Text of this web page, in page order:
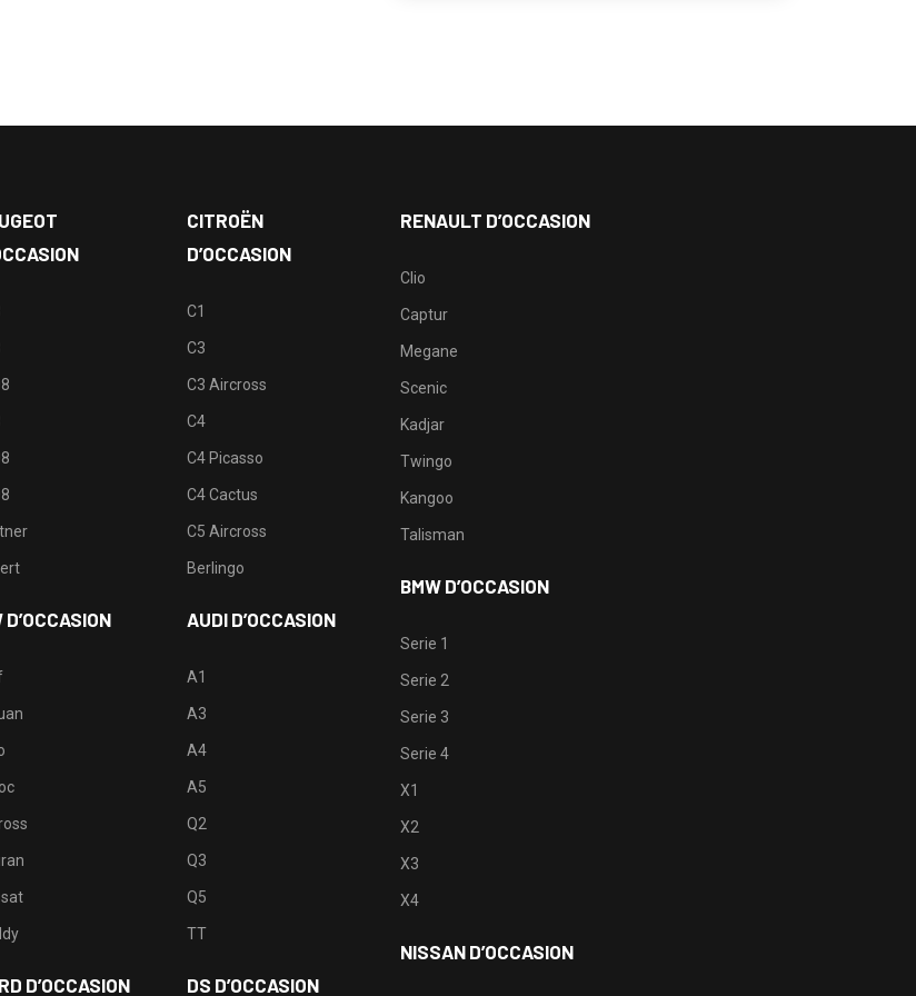
D’OCCASION
D’OCCASION
CITROËN
D’OCCASION
C1
C3
C3 Aircross
C4
C4 Picasso
C4 Cactus
C5 Aircross
Berlingo
AUDI D’OCCASION
A1
A3
A4
A5
Q2
Q3
Q5
TT
DS D’OCCASION
RENAULT D’OCCASION
Clio
Captur
Megane
Scenic
Kadjar
Twingo
Kangoo
Talisman
BMW D’OCCASION
Serie 1
Serie 2
Serie 3
Serie 4
X1
X2
X3
X4
NISSAN D’OCCASION